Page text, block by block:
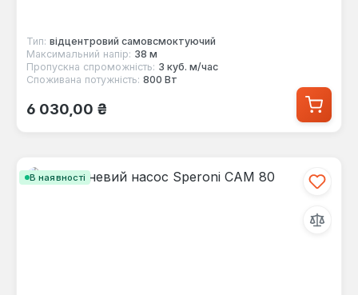
Тип: відцентровий самовсмоктуючий
Максимальний напір: 38 м
Пропускна спроможність: 3 куб. м/час
Споживана потужність: 800 Вт
Звичайна ціна:
6 030,00 ₴
В наявності